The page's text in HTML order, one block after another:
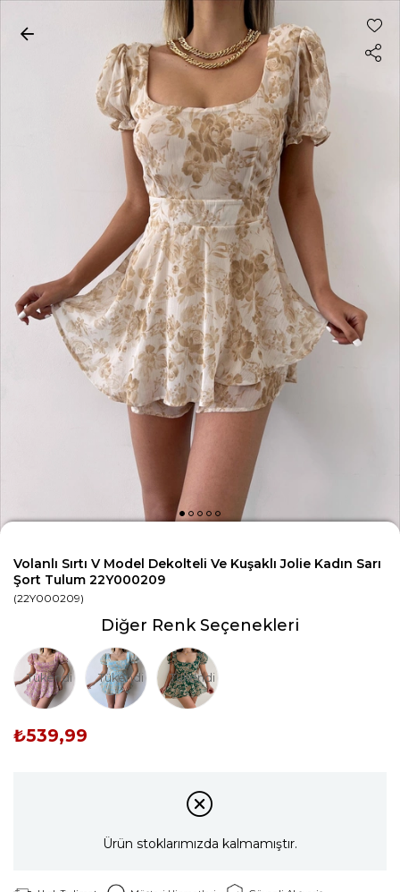
Volanlı Sırtı V Model Dekolteli Ve Kuşaklı Jolie Kadın Sarı
Şort Tulum 22Y000209
(22Y000209)
Diğer Renk Seçenekleri
Tükendi Tükendi Tükendi
₺539,99
Ürün stoklarımızda kalmamıştır.